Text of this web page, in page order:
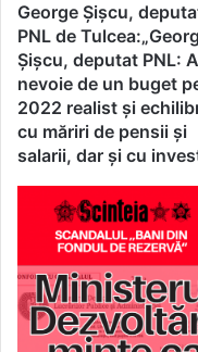
George Șișcu,
PNL de
Şişcu, deputat PNL:
nevoie de un buget
2022 realist şi
cu măriri de pensii şi
salarii, dar şi cu